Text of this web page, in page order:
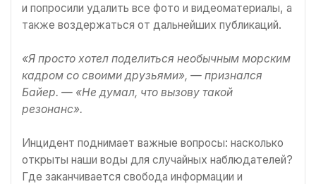
и попросили удалить все фото и видеоматериалы, а
также воздержаться от дальнейших публикаций.
«Я просто хотел поделиться необычным морским
кадром со своими друзьями», — признался
Байер. — «Не думал, что вызову такой
резонанс».
Инцидент поднимает важные вопросы: насколько
открыты наши воды для случайных наблюдателей?
Где заканчивается свобода информации и